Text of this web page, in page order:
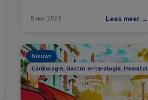
9 nov. 2023 Lees meer →
Nieuws
Cardiologie, Gastro-enterologie,